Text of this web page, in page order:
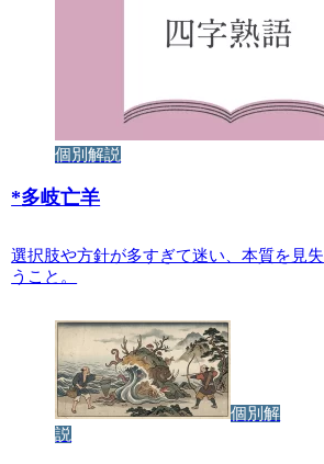
個別解説
*多岐亡羊
選択肢や方針が多すぎて迷い、本質を見失
うこと。
個別解
説